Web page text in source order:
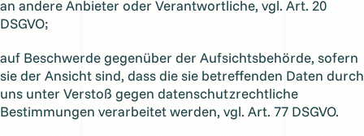
an andere Anbieter oder Verantwortliche, vgl. Art. 20
DSGVO;
auf Beschwerde gegenüber der Aufsichtsbehörde, sofern
sie der Ansicht sind, dass die sie betreffenden Daten durch
uns unter Verstoß gegen datenschutzrechtliche
Bestimmungen verarbeitet werden, vgl. Art. 77 DSGVO.